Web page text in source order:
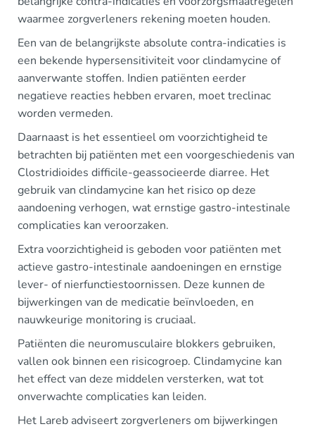
waarmee zorgverleners rekening moeten houden.
Een van de belangrijkste absolute contra-indicaties is
een bekende hypersensitiviteit voor clindamycine of
aanverwante stoffen. Indien patiënten eerder
negatieve reacties hebben ervaren, moet treclinac
worden vermeden.
Daarnaast is het essentieel om voorzichtigheid te
betrachten bij patiënten met een voorgeschiedenis van
Clostridioides difficile-geassocieerde diarree. Het
gebruik van clindamycine kan het risico op deze
aandoening verhogen, wat ernstige gastro-intestinale
complicaties kan veroorzaken.
Extra voorzichtigheid is geboden voor patiënten met
actieve gastro-intestinale aandoeningen en ernstige
lever- of nierfunctiestoornissen. Deze kunnen de
bijwerkingen van de medicatie beïnvloeden, en
nauwkeurige monitoring is cruciaal.
Patiënten die neuromusculaire blokkers gebruiken,
vallen ook binnen een risicogroep. Clindamycine kan
het effect van deze middelen versterken, wat tot
onverwachte complicaties kan leiden.
Het Lareb adviseert zorgverleners om bijwerkingen